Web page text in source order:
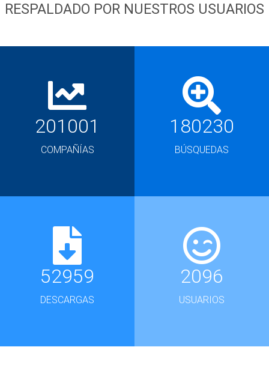
RESPALDADO POR NUESTROS USUARIOS
201001
COMPAÑÍAS
180230
BÚSQUEDAS
52959
DESCARGAS
2096
USUARIOS